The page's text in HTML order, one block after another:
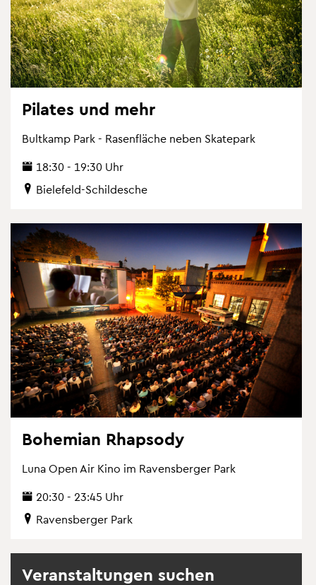
Pi­la­tes und mehr
Bult­kamp Park - Ra­sen­flä­che neben Skate­park
18:30 - 19:30 Uhr
Bie­le­feld-Schil­desche
Bo­he­mi­an Rhap­so­dy
Luna Open Air Kino im Ra­vens­ber­ger Park
20:30 - 23:45 Uhr
Ra­vens­ber­ger Park
Ver­an­stal­tun­gen su­chen